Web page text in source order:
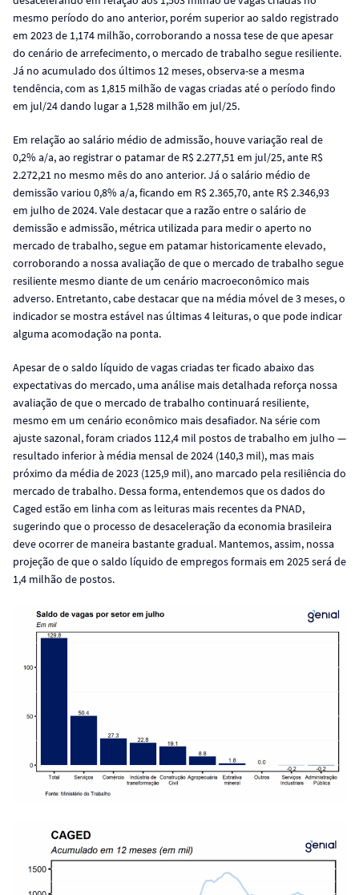
mesmo período do ano anterior, porém superior ao saldo registrado
em 2023 de 1,174 milhão, corroborando a nossa tese de que apesar
do cenário de arrefecimento, o mercado de trabalho segue resiliente.
Já no acumulado dos últimos 12 meses, observa-se a mesma
tendência, com as 1,815 milhão de vagas criadas até o período findo
em jul/24 dando lugar a 1,528 milhão em jul/25.
Em relação ao salário médio de admissão, houve variação real de
0,2% a/a, ao registrar o patamar de R$ 2.277,51 em jul/25, ante R$
2.272,21 no mesmo mês do ano anterior. Já o salário médio de
demissão variou 0,8% a/a, ficando em R$ 2.365,70, ante R$ 2.346,93
em julho de 2024. Vale destacar que a razão entre o salário de
demissão e admissão, métrica utilizada para medir o aperto no
mercado de trabalho, segue em patamar historicamente elevado,
corroborando a nossa avaliação de que o mercado de trabalho segue
resiliente mesmo diante de um cenário macroeconômico mais
adverso. Entretanto, cabe destacar que na média móvel de 3 meses, o
indicador se mostra estável nas últimas 4 leituras, o que pode indicar
alguma acomodação na ponta.
Apesar de o saldo líquido de vagas criadas ter ficado abaixo das
expectativas do mercado, uma análise mais detalhada reforça nossa
avaliação de que o mercado de trabalho continuará resiliente,
mesmo em um cenário econômico mais desafiador. Na série com
ajuste sazonal, foram criados 112,4 mil postos de trabalho em julho —
resultado inferior à média mensal de 2024 (140,3 mil), mas mais
próximo da média de 2023 (125,9 mil), ano marcado pela resiliência do
mercado de trabalho. Dessa forma, entendemos que os dados do
Caged estão em linha com as leituras mais recentes da PNAD,
sugerindo que o processo de desaceleração da economia brasileira
deve ocorrer de maneira bastante gradual. Mantemos, assim, nossa
projeção de que o saldo líquido de empregos formais em 2025 será de
1,4 milhão de postos.